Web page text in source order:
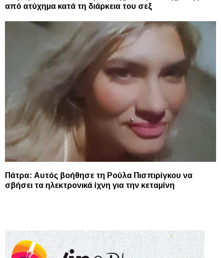
από ατύχημα κατά τη διάρκεια του σεξ
Πάτρα: Αυτός βοήθησε τη Ρούλα Πισπιρίγκου να
σβήσει τα ηλεκτρονικά ίχνη για την κεταμίνη